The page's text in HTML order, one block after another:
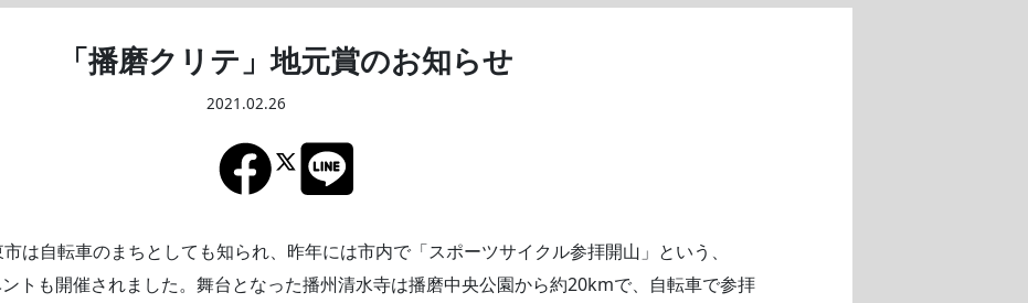
「播磨クリテ」地元賞のお知らせ
2021.02.26
は自転車のまちとしても知られ、昨年には市内で「スポーツサイクル参拝開山」という、
トも開催されました。舞台となった播州清水寺は播磨中央公園から約20kmで、自転車で参拝